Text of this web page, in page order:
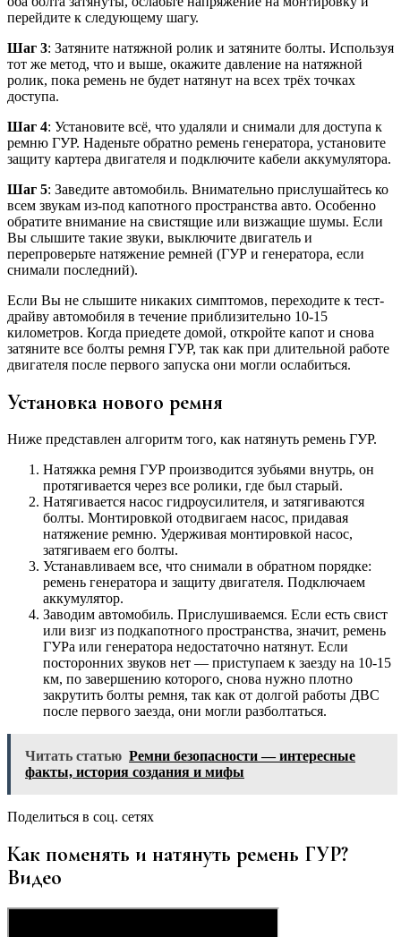
перейдите к следующему шагу.
Шаг 3: Затяните натяжной ролик и затяните болты. Используя
тот же метод, что и выше, окажите давление на натяжной
ролик, пока ремень не будет натянут на всех трёх точках
доступа.
Шаг 4: Установите всё, что удаляли и снимали для доступа к
ремню ГУР. Наденьте обратно ремень генератора, установите
защиту картера двигателя и подключите кабели аккумулятора.
Шаг 5: Заведите автомобиль. Внимательно прислушайтесь ко
всем звукам из-под капотного пространства авто. Особенно
обратите внимание на свистящие или визжащие шумы. Если
Вы слышите такие звуки, выключите двигатель и
перепроверьте натяжение ремней (ГУР и генератора, если
снимали последний).
Если Вы не слышите никаких симптомов, переходите к тест-
драйву автомобиля в течение приблизительно 10-15
километров. Когда приедете домой, откройте капот и снова
затяните все болты ремня ГУР, так как при длительной работе
двигателя после первого запуска они могли ослабиться.
Установка нового ремня
Ниже представлен алгоритм того, как натянуть ремень ГУР.
Натяжка ремня ГУР производится зубьями внутрь, он
протягивается через все ролики, где был старый.
Натягивается насос гидроусилителя, и затягиваются
болты. Монтировкой отодвигаем насос, придавая
натяжение ремню. Удерживая монтировкой насос,
затягиваем его болты.
Устанавливаем все, что снимали в обратном порядке:
ремень генератора и защиту двигателя. Подключаем
аккумулятор.
Заводим автомобиль. Прислушиваемся. Если есть свист
или визг из подкапотного пространства, значит, ремень
ГУРа или генератора недостаточно натянут. Если
посторонних звуков нет — приступаем к заезду на 10-15
км, по завершению которого, снова нужно плотно
закрутить болты ремня, так как от долгой работы ДВС
после первого заезда, они могли разболтаться.
Читать статью Ремни безопасности — интересные
факты, история создания и мифы
Поделиться в соц. сетях
Как поменять и натянуть ремень ГУР?
Видео